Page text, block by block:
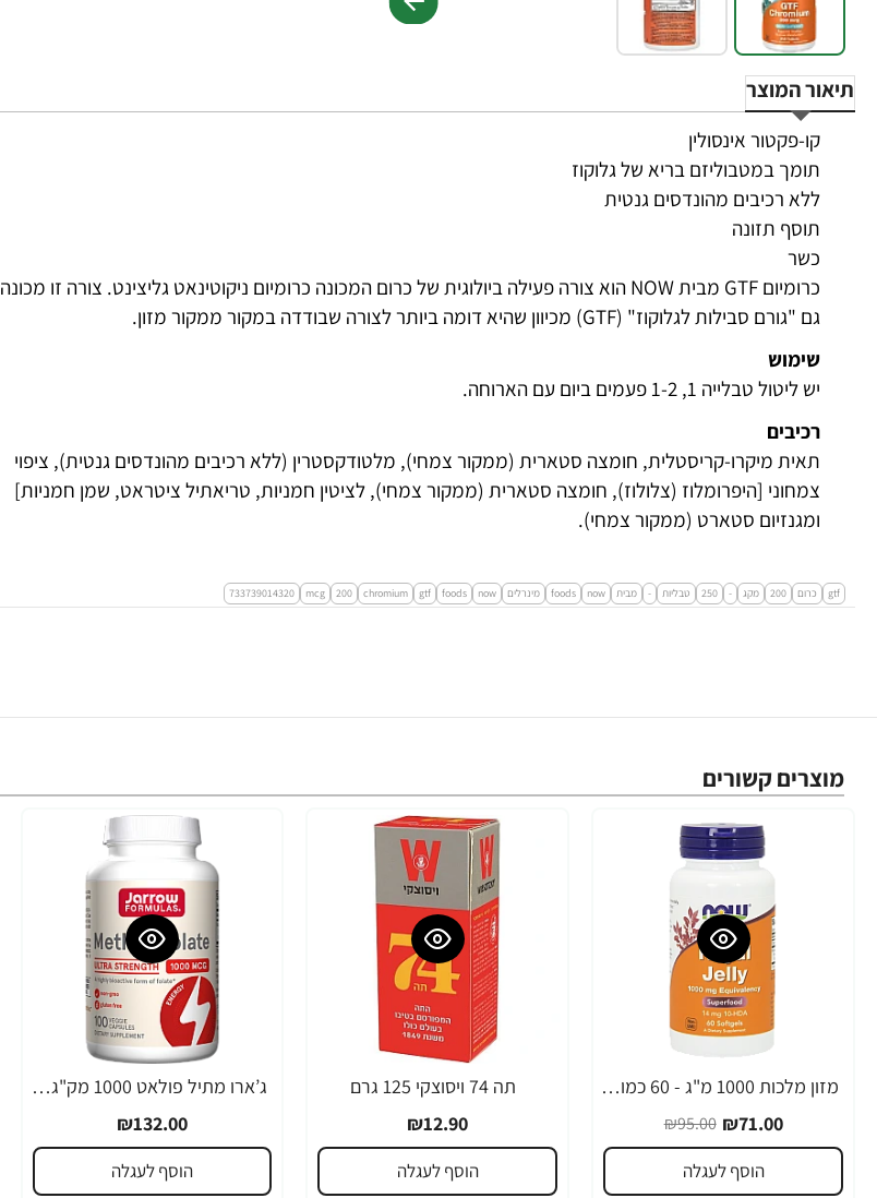
תיאור המוצר
קו-פקטור אינסולין
תומך במטבוליזם בריא של גלוקוז
ללא רכיבים מהונדסים גנטית
תוסף תזונה
כשר
כרומיום GTF מבית NOW הוא צורה פעילה ביולוגית של כרום המכונה כרומיום ניקוטינאט גליצינט. צורה זו מכונה
גם "גורם סבילות לגלוקוז" (GTF) מכיוון שהיא דומה ביותר לצורה שבודדה במקור ממקור מזון.
שימוש
יש ליטול טבלייה 1, 1-2 פעמים ביום עם הארוחה.
רכיבים
תאית מיקרו-קריסטלית, חומצה סטארית (ממקור צמחי), מלטודקסטרין (ללא רכיבים מהונדסים גנטית), ציפוי
צמחוני [היפרומלוז (צלולוז), חומצה סטארית (ממקור צמחי), לציטין חמניות, טריאתיל ציטראט, שמן חמניות]
ומגנזיום סטארט (ממקור צמחי).
gtf כרום 200 מקג -
250 טבליות - מבית now
foods מינרלים now
foods
gtf
chromium
200
mcg
733739014320
מוצרים קשורים
-25%
מזון מלכות 1000 מ"ג - 60 כמוסות רכות מבית NOW FOODS
₪71.00
₪95.00
הוסף לעגלה
תה 74 ויסוצקי 125 גרם
₪12.90
הוסף לעגלה
ג’ארו מתיל פולאט 1000 מק"ג חזק במיוחד - 100 כמוסות - מבית Jarrow Formulas
₪132.00
הוסף לעגלה